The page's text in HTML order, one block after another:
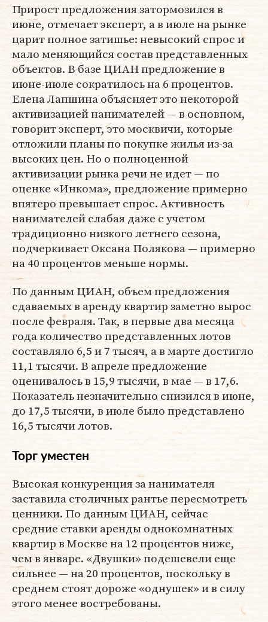
Прирост предложения затормозился в
июне, отмечает эксперт, а в июле на рынке
царит полное затишье: невысокий спрос и
мало меняющийся состав представленных
объектов. В базе ЦИАН предложение в
июне-июле сократилось на 6 процентов.
Елена Лапшина объясняет это некоторой
активизацией нанимателей — в основном,
говорит эксперт, это москвичи, которые
отложили планы по покупке жилья из-за
высоких цен. Но о полноценной
активизации рынка речи не идет — по
оценке «Инкома», предложение примерно
впятеро превышает спрос. Активность
нанимателей слабая даже с учетом
традиционно низкого летнего сезона,
подчеркивает Оксана Полякова — примерно
на 40 процентов меньше нормы.
По данным ЦИАН, объем предложения
сдаваемых в аренду квартир заметно вырос
после февраля. Так, в первые два месяца
года количество представленных лотов
составляло 6,5 и 7 тысяч, а в марте достигло
11,1 тысячи. В апреле предложение
оценивалось в 15,9 тысячи, в мае — в 17,6.
Показатель незначительно снизился в июне,
до 17,5 тысячи, в июле было представлено
16,5 тысячи лотов.
Торг уместен
Высокая конкуренция за нанимателя
заставила столичных рантье пересмотреть
ценники. По данным ЦИАН, сейчас
средние ставки аренды однокомнатных
квартир в Москве на 12 процентов ниже,
чем в январе. «Двушки» подешевели еще
сильнее — на 20 процентов, поскольку в
среднем стоят дороже «однушек» и в силу
этого менее востребованы.